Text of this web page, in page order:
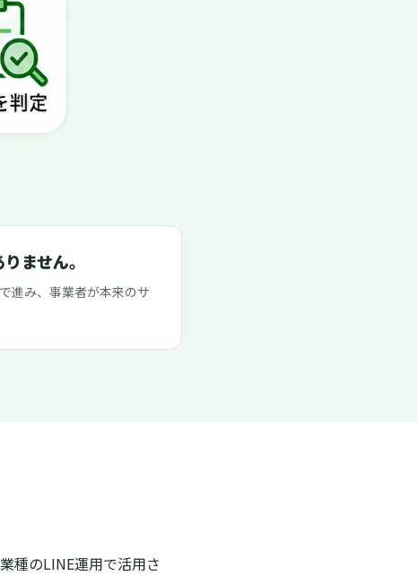
ません。
進み、事業者が本来のサ
種のLINE運用で活用さ